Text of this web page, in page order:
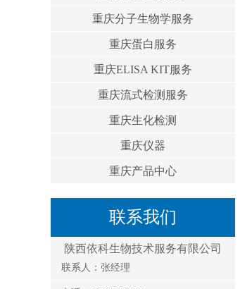
重庆分子生物学服务
重庆蛋白服务
重庆ELISA KIT服务
重庆流式检测服务
重庆生化检测
重庆仪器
重庆产品中心
联系我们
陕西依科生物技术服务有限公司
联系人：张经理